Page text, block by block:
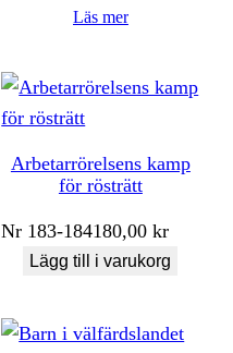
Läs mer
Arbetarrörelsens kamp
för rösträtt
Nr 183-184180,00kr
Lägg till i varukorg